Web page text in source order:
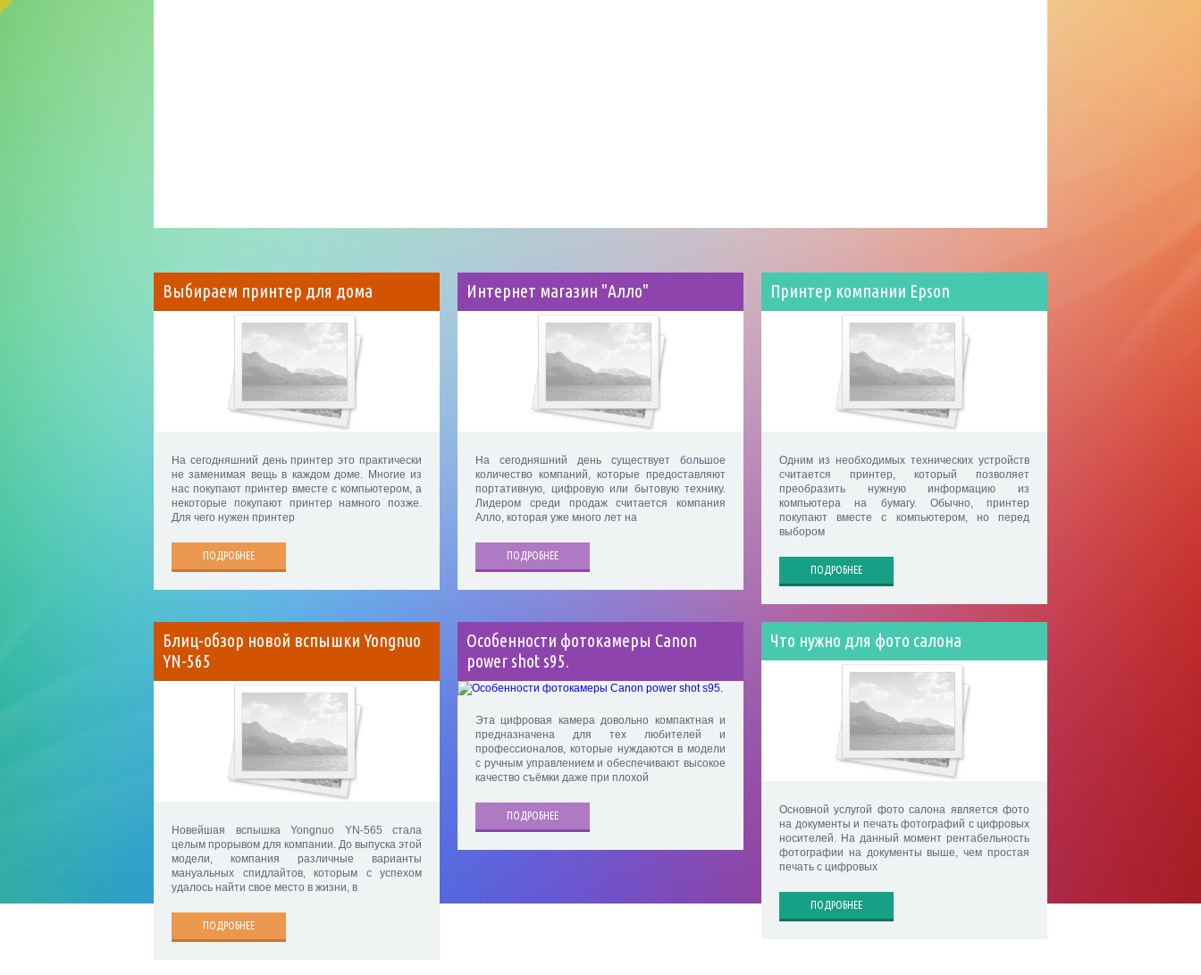
Выбираем принтер для дома
На сегодняшний день принтер это практически
не заменимая вещь в каждом доме. Многие из
нас покупают принтер вместе с компьютером, а
некоторые покупают принтер намного позже.
Для чего нужен принтер
ПОДРОБНЕЕ
Интернет магазин "Алло"
На сегодняшний день существует большое
количество компаний, которые предоставляют
портативную, цифровую или бытовую технику.
Лидером среди продаж считается компания
Алло, которая уже много лет на
ПОДРОБНЕЕ
Принтер компании Epson
Одним из необходимых технических устройств
считается принтер, который позволяет
преобразить нужную информацию из
компьютера на бумагу. Обычно, принтер
покупают вместе с компьютером, но перед
выбором
ПОДРОБНЕЕ
Блиц-обзор новой вспышки Yongnuo
YN-565
Новейшая вспышка Yongnuo YN-565 стала
целым прорывом для компании. До выпуска этой
модели, компания различные варианты
мануальных спидлайтов, которым с успехом
удалось найти свое место в жизни, в
ПОДРОБНЕЕ
Особенности фотокамеры Canon
power shot s95.
Эта цифровая камера довольно компактная и
предназначена для тех любителей и
профессионалов, которые нуждаются в модели
с ручным управлением и обеспечивают высокое
качество съёмки даже при плохой
ПОДРОБНЕЕ
Что нужно для фото салона
Основной услугой фото салона является фото
на документы и печать фотографий с цифровых
носителей. На данный момент рентабельность
фотографии на документы выше, чем простая
печать с цифровых
ПОДРОБНЕЕ